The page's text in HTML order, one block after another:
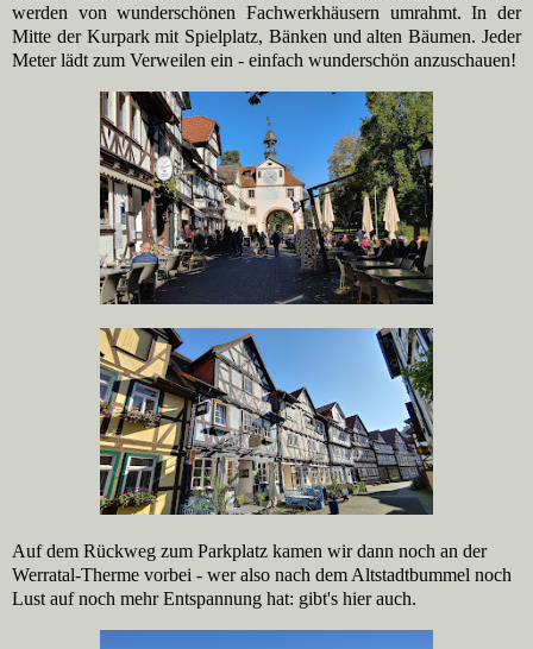
werden von wunderschönen Fachwerkhäusern umrahmt. In der
Mitte der Kurpark mit Spielplatz, Bänken und alten Bäumen. Jeder
Meter lädt zum Verweilen ein - einfach wunderschön anzuschauen!
Auf dem Rückweg zum Parkplatz kamen wir dann noch an der
Werratal-Therme vorbei - wer also nach dem Altstadtbummel noch
Lust auf noch mehr Entspannung hat: gibt's hier auch.